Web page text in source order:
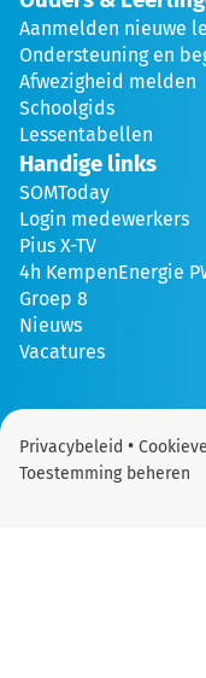
Aanmelden nieuwe
Ondersteuning en
Afwezigheid melden
Schoolgids
Lessentabellen
Handige links
SOMToday
Login medewerkers
Pius X-TV
4h KempenEnergie
Groep 8
Nieuws
Vacatures
Privacybeleid •
Toestemming beheren